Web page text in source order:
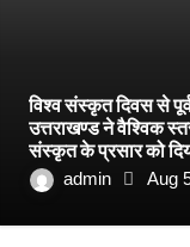
विश्व संस्कृत दिवस से
उत्तराखण्ड ने वैश्विक
संस्कृत के प्रसार को
आयाम।admin Aug